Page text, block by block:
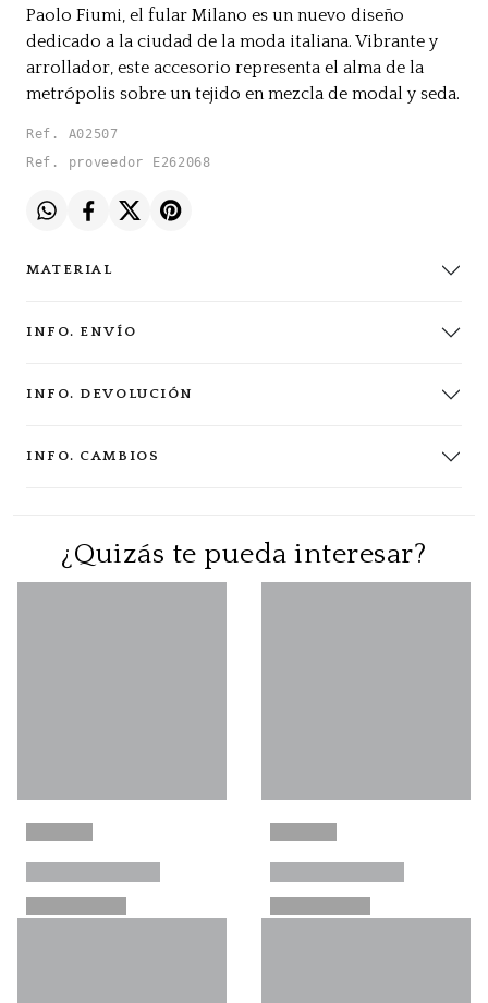
Paolo Fiumi, el fular Milano es un nuevo diseño
dedicado a la ciudad de la moda italiana. Vibrante y
arrollador, este accesorio representa el alma de la
metrópolis sobre un tejido en mezcla de modal y seda.
Ref. A02507
Ref. proveedor E262068
MATERIAL
INFO. ENVÍO
INFO. DEVOLUCIÓN
INFO. CAMBIOS
¿Quizás te pueda interesar?